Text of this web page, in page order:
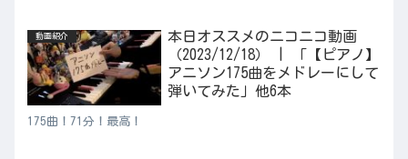
動画紹介
本日オススメのニコニコ動画
（2023/12/18） | 「【ピアノ】
アニソン175曲をメドレーにして
弾いてみた」他6本
175曲！71分！最高！